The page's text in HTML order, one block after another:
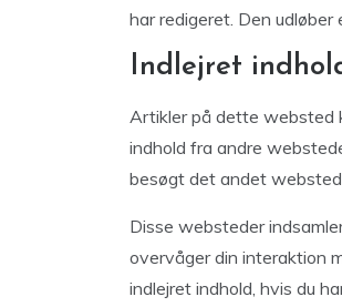
har redigeret. Den udløber
Indlejret
Artikler på dette websted
indhold fra andre
besøgt det andet
Disse websteder
overvåger din interaktion
indlejret indhold, hvis du